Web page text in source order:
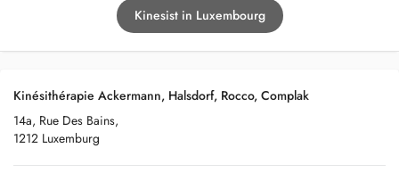
Kinesist in Luxembourg
Kinésithérapie Ackermann, Halsdorf, Rocco, Complak
14a, Rue Des Bains,
1212 Luxemburg